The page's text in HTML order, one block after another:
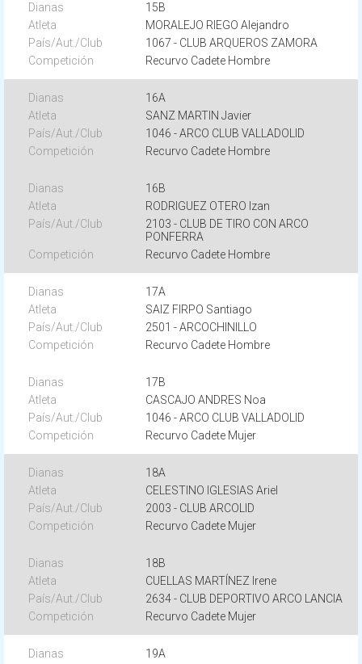
15B
MORALEJO RIEGO Alejandro
1067 - CLUB ARQUEROS ZAMORA
Recurvo Cadete Hombre
16A
SANZ MARTIN Javier
1046 - ARCO CLUB VALLADOLID
Recurvo Cadete Hombre
16B
RODRIGUEZ OTERO Izan
2103 - CLUB DE TIRO CON ARCO
PONFERRA
Recurvo Cadete Hombre
17A
SAIZ FIRPO Santiago
2501 - ARCOCHINILLO
Recurvo Cadete Hombre
17B
CASCAJO ANDRES Noa
1046 - ARCO CLUB VALLADOLID
Recurvo Cadete Mujer
18A
CELESTINO IGLESIAS Ariel
2003 - CLUB ARCOLID
Recurvo Cadete Mujer
18B
CUELLAS MARTÍNEZ Irene
2634 - CLUB DEPORTIVO ARCO LANCIA
Recurvo Cadete Mujer
19A